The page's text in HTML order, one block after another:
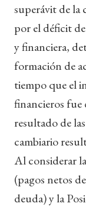
superávit de la
por el déficit
y financiera,
formación de
tiempo que el
financieros fue
resultado de
cambiario
Al considerar
(pagos netos
deuda) y la